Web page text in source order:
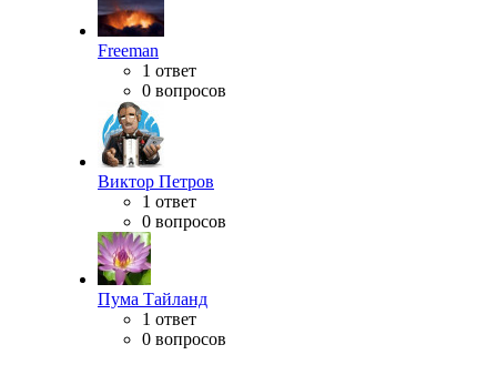
Freeman
1 ответ
0 вопросов
Виктор Петров
1 ответ
0 вопросов
Пума Тайланд
1 ответ
0 вопросов